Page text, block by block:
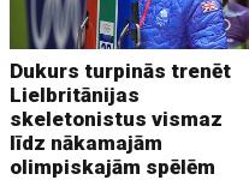
Dukurs turpinās trenēt
Lielbritānijas
skeletonistus vismaz
līdz nākamajām
olimpiskajām spēlēm